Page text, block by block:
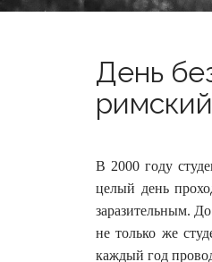
День
В 2000 году
целый день
заразительным.
не только же
каждый год